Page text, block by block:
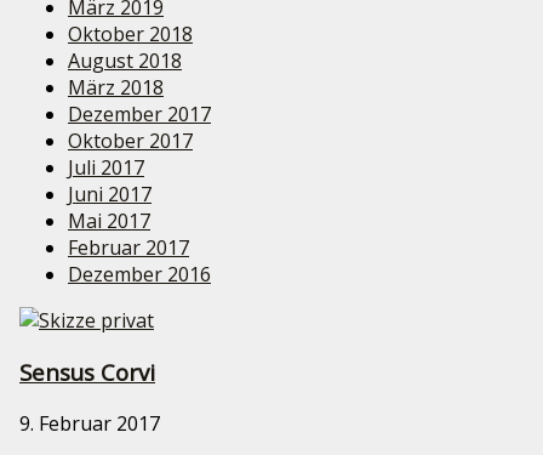
März 2019
Oktober 2018
August 2018
März 2018
Dezember 2017
Oktober 2017
Juli 2017
Juni 2017
Mai 2017
Februar 2017
Dezember 2016
Sensus Corvi
9. Februar 2017